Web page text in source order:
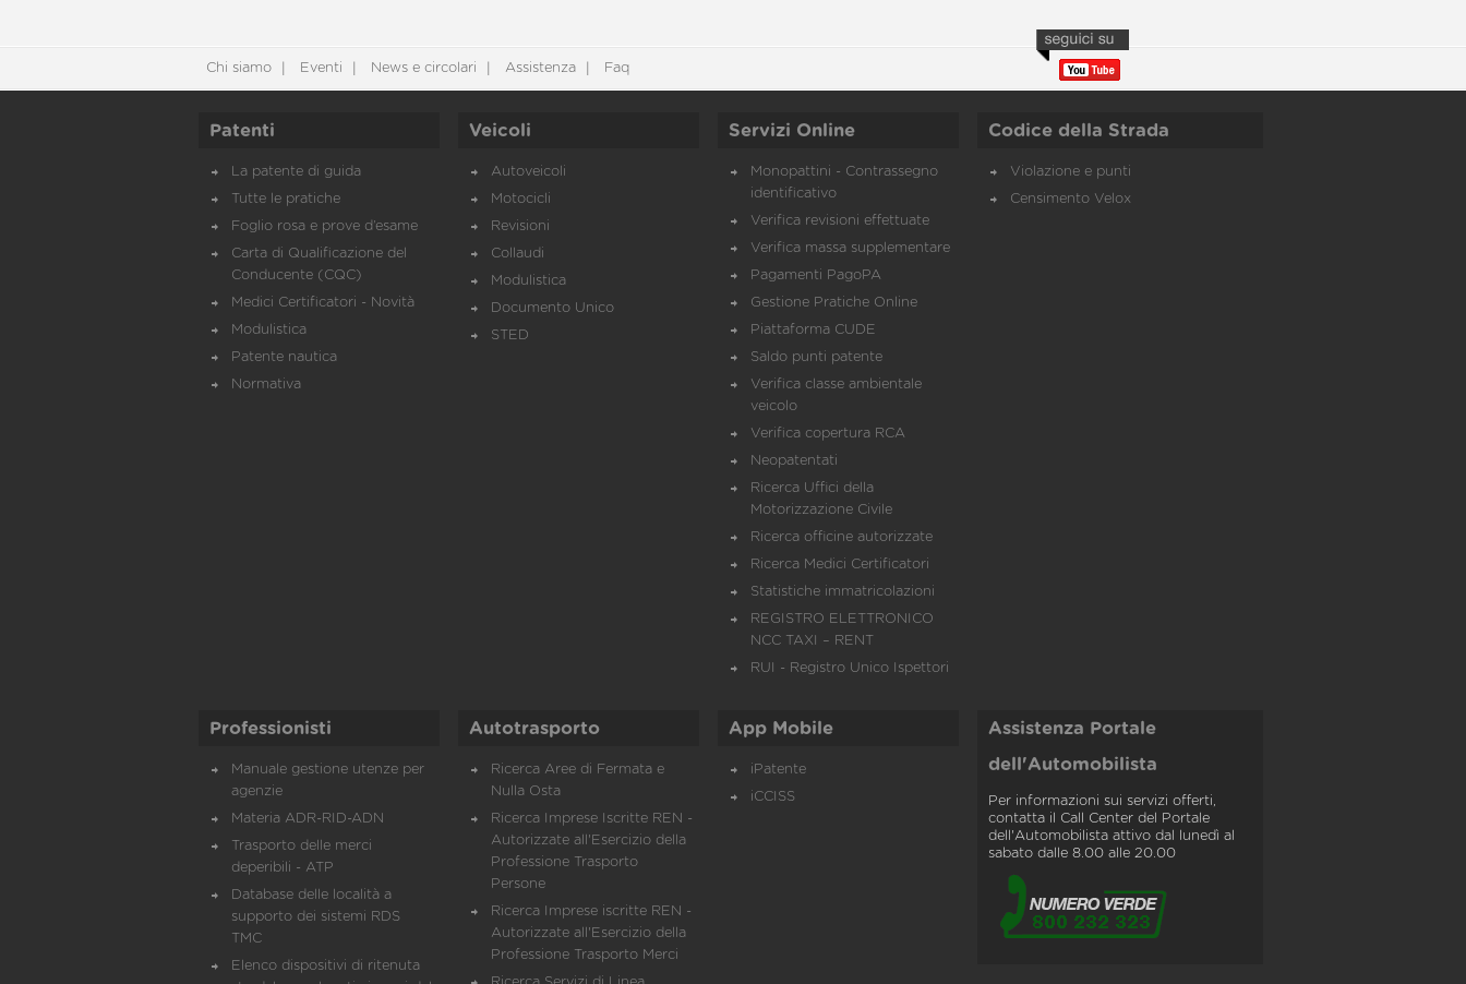
Chi siamo Eventi News e circolari Assistenza Faq
Patenti
La patente di guida
Tutte le pratiche
Foglio rosa e prove d’esame
Carta di Qualificazione del
Conducente (CQC)
Medici Certificatori - Novità
Modulistica
Patente nautica
Normativa
Veicoli
Autoveicoli
Motocicli
Revisioni
Collaudi
Modulistica
Documento Unico
STED
Servizi Online
Monopattini - Contrassegno
identificativo
Verifica revisioni effettuate
Verifica massa supplementare
Pagamenti PagoPA
Gestione Pratiche Online
Piattaforma CUDE
Saldo punti patente
Verifica classe ambientale
veicolo
Verifica copertura RCA
Neopatentati
Ricerca Uffici della
Motorizzazione Civile
Ricerca officine autorizzate
Ricerca Medici Certificatori
Statistiche immatricolazioni
REGISTRO ELETTRONICO
NCC TAXI – RENT
RUI - Registro Unico Ispettori
Codice della Strada
Violazione e punti
Censimento Velox
Professionisti
Manuale gestione utenze per
agenzie
Materia ADR-RID-ADN
Trasporto delle merci
deperibili - ATP
Database delle località a
supporto dei sistemi RDS
TMC
Elenco dispositivi di ritenuta
Autotrasporto
Ricerca Aree di Fermata e
Nulla Osta
Ricerca Imprese Iscritte REN -
Autorizzate all'Esercizio della
Professione Trasporto
Persone
Ricerca Imprese iscritte REN -
Autorizzate all'Esercizio della
Professione Trasporto Merci
App Mobile
iPatente
iCCISS
Assistenza Portale
dell'Automobilista
Per informazioni sui servizi offerti,
contatta il Call Center del Portale
dell'Automobilista attivo dal lunedì al
sabato dalle 8.00 alle 20.00